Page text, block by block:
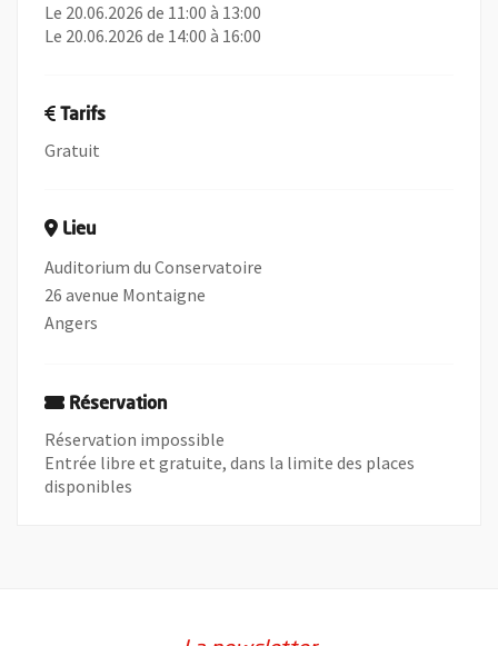
Le 20.06.2026 de 11:00 à 13:00
Le 20.06.2026 de 14:00 à 16:00
Tarifs
Gratuit
Lieu
Auditorium du Conservatoire
26 avenue Montaigne
Angers
Réservation
Réservation impossible
Entrée libre et gratuite, dans la limite des places
disponibles